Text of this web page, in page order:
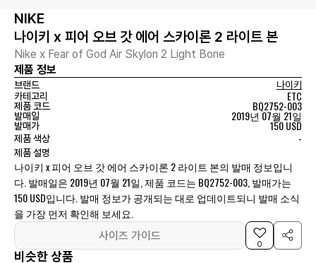
NIKE
나이키 x 피어 오브 갓 에어 스카이론 2 라이트 본
Nike x Fear of God Air Skylon 2 Light Bone
제품 정보
브랜드
나이키
카테고리
ETC
제품 코드 BQ2752-003
발매일 2019년 07월 21일
발매가 150 USD
제품 색상 -
제품 설명
나이키 x 피어 오브 갓 에어 스카이론 2 라이트 본의 발매 정보입니
다. 발매일은 2019년 07월 21일, 제품 코드는 BQ2752-003, 발매가는
150 USD입니다. 발매 정보가 공개되는 대로 업데이트되니 발매 소식
을 가장 먼저 확인해 보세요.
사이즈 가이드
0
비슷한 상품